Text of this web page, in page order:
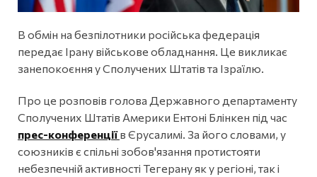
В обмін на безпілотники російська федерація
передає Ірану військове обладнання. Це викликає
занепокоєння у Сполучених Штатів та Ізраїлю.
Про це розповів голова Державного департаменту
Сполучених Штатів Америки Ентоні Блінкен під час
прес-конференціїв Єрусалимі. За його словами, у
союзників є спільні зобов'язання протистояти
небезпечній активності Тегерану як у регіоні, так і